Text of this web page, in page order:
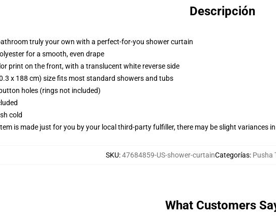
Descripción
truly your own with a perfect-for-you shower curtain
for a smooth, even drape
print on the front, with a translucent white reverse side
x 188 cm) size fits most standard showers and tubs
holes (rings not included)
cold
is made just for you by your local third-party fulfiller, there may be slight variances
SKU:47684859-US-shower-curtainCategorías: Pusha
What Customers